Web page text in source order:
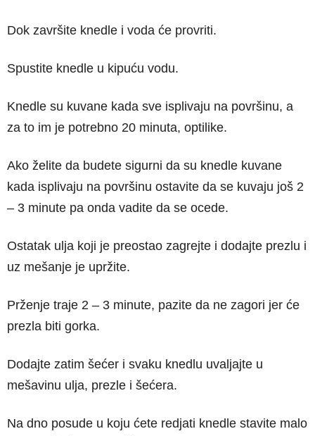
Dok završite knedle i voda će provriti.
Spustite knedle u kipuću vodu.
Knedle su kuvane kada sve isplivaju na površinu, a
za to im je potrebno 20 minuta, optilike.
Ako želite da budete sigurni da su knedle kuvane
kada isplivaju na površinu ostavite da se kuvaju još 2
– 3 minute pa onda vadite da se ocede.
Ostatak ulja koji je preostao zagrejte i dodajte prezlu i
uz mešanje je upržite.
Prženje traje 2 – 3 minute, pazite da ne zagori jer će
prezla biti gorka.
Dodajte zatim šećer i svaku knedlu uvaljajte u
mešavinu ulja, prezle i šećera.
Na dno posude u koju ćete redjati knedle stavite malo